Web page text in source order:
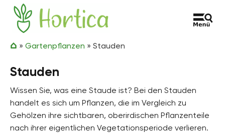
Zum Inhalt springen
Hortica
» Gartenpflanzen » Stauden
Stauden
Wissen Sie, was eine Staude ist? Bei den Stauden
handelt es sich um Pflanzen, die im Vergleich zu
Gehölzen ihre sichtbaren, oberirdischen Pflanzenteile
nach ihrer eigentlichen Vegetationsperiode verlieren.